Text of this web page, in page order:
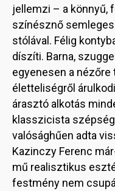
jellemzi – a könnyű,
színésznő
stólával. Félig
díszíti. Barna,
egyenesen a
életteliségről
árasztó alkotás
klasszicista
valósághűen adta
Kazinczy Ferenc
mű realisztikus
festmény nem